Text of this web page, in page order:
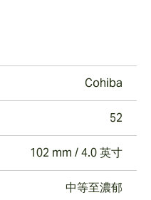
Cohiba
52
102 mm / 4.0 英寸
中等至濃郁